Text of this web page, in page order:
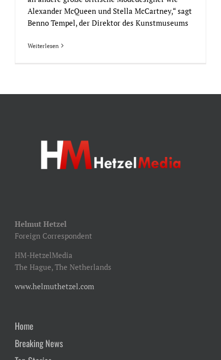
Alexander McQueen und Stella McCartney,“ sagt
Benno Tempel, der Direktor des Kunstmuseums
Weiterlesen
Helmut Hetzel
Foreign Correspondent
HM-HetzelMedia
The Hague, The Netherlands
www.helmuthetzel.com
Home
Breaking News